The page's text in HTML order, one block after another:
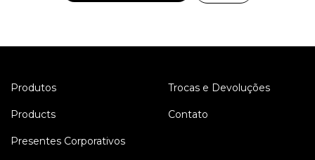
Produtos
Products
Presentes Corporativos
Trocas e Devoluções
Contato